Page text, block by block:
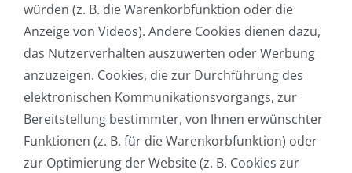
würden (z. B. die Warenkorbfunktion oder die
Anzeige von Videos). Andere Cookies dienen dazu,
das Nutzerverhalten auszuwerten oder Werbung
anzuzeigen. Cookies, die zur Durchführung des
elektronischen Kommunikationsvorgangs, zur
Bereitstellung bestimmter, von Ihnen erwünschter
Funktionen (z. B. für die Warenkorbfunktion) oder
zur Optimierung der Website (z. B. Cookies zur